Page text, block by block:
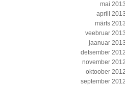
mai 2013
aprill 2013
märts 2013
veebruar 2013
jaanuar 2013
detsember 2012
november 2012
oktoober 2012
september 2012